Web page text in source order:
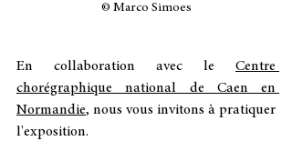
© Marco Simoes
En collaboration avec le Centre
chorégraphique national de Caen en
Normandie, nous vous invitons à pratiquer
l'exposition.